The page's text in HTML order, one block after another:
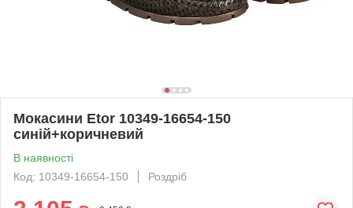
Мокасини Etor 10349-16654-150
синій+коричневий
В наявності
Код: 10349-16654-150
Роздріб